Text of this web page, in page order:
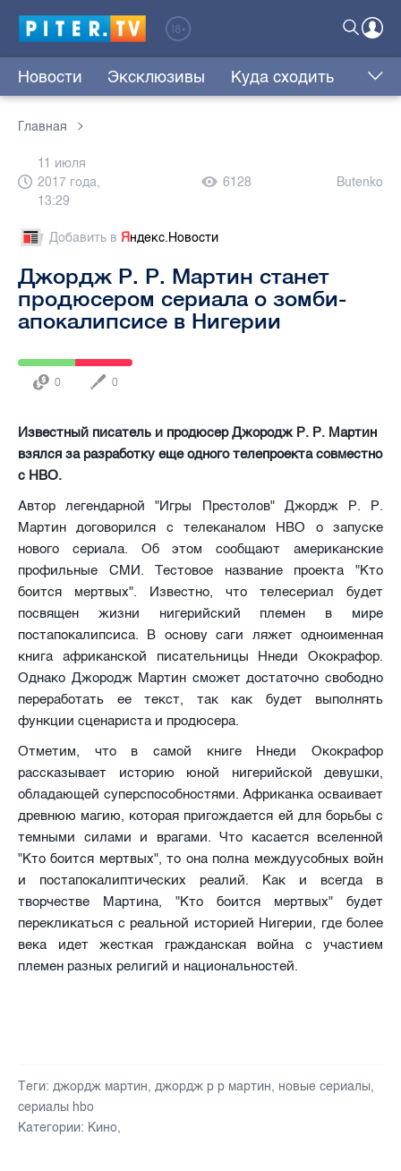
Новости Эксклюзивы Куда сходить
Главная
11 июля
2017 года,
13:29
6128 Butenko
Добавить в Яндекс.Новости
Джордж Р. Р. Мартин станет
продюсером сериала о зомби-
апокалипсисе в Нигерии
0 0
Известный писатель и продюсер Джородж Р. Р. Мартин
взялся за разработку еще одного телепроекта совместно
с HBO.
Автор легендарной "Игры Престолов" Джордж Р. Р.
Мартин договорился с телеканалом HBO о запуске
нового сериала. Об этом сообщают американские
профильные СМИ. Тестовое название проекта "Кто
боится мертвых". Известно, что телесериал будет
посвящен жизни нигерийский племен в мире
постапокалипсиса. В основу саги ляжет одноименная
книга африканской писательницы Ннеди Ококрафор.
Однако Джородж Мартин сможет достаточно свободно
переработать ее текст, так как будет выполнять
функции сценариста и продюсера.
Отметим, что в самой книге Ннеди Ококрафор
рассказывает историю юной нигерийской девушки,
обладающей суперспособностями. Африканка осваивает
древнюю магию, которая пригождается ей для борьбы с
темными силами и врагами. Что касается вселенной
"Кто боится мертвых", то она полна междуусобных войн
и постапокалиптических реалий. Как и всегда в
творчестве Мартина, "Кто боится мертвых" будет
перекликаться с реальной историей Нигерии, где более
века идет жесткая гражданская война с участием
племен разных религий и национальностей.
Теги: джордж мартин, джордж р р мартин, новые сериалы,
сериалы hbo
Категории: Кино,